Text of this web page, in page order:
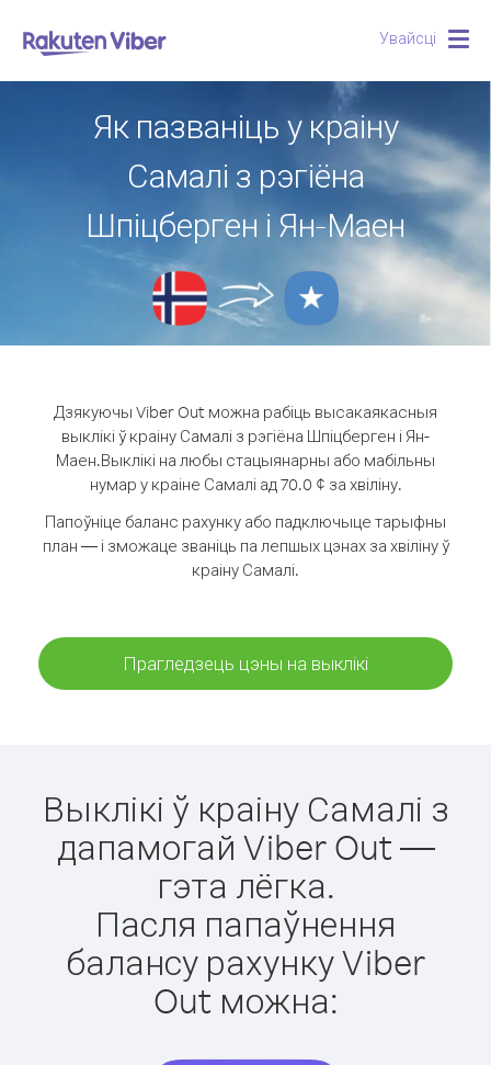
Увайсці
Як пазваніць у краіну
Самалі з рэгіёна
Шпіцберген і Ян-Маен
Дзякуючы Viber Out можна рабіць высакаякасныя
выклікі ў краіну Самалі з рэгіёна Шпіцберген і Ян-
Маен.Выклікі на любы стацыянарны або мабільны
нумар у краіне Самалі ад 70.0 ¢ за хвіліну.
Папоўніце баланс рахунку або падключыце тарыфны
план — і зможаце званіць па лепшых цэнах за хвіліну ў
краіну Самалі.
Прагледзець цэны на выклікі
Выклікі ў краіну Самалі з
дапамогай Viber Out —
гэта лёгка.
Пасля папаўнення
балансу рахунку Viber
Out можна: